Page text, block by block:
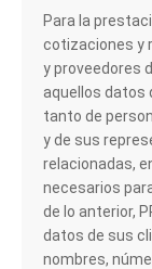
Para la
cotizaciones y
y proveedores
aquellos datos
tanto de
y de sus
relacionadas,
necesarios
de lo anterior,
datos de sus
nombres,